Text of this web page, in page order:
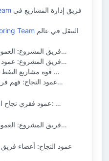
Team
فريق المشروع: العمود الفقري ل…
فريق المشروع: عمود فقري النجا…
قوة مشاريع النفط والغاز: فهم …
عمود النجاح: فهم فرق المشاريع…
عمود فقري نجاح النفط والغاز: …
فريق المشروع: العمود الفقري ل…